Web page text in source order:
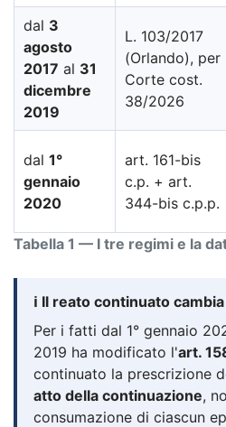
Tabella 1 — I tre regimi e la
dal 3
agosto
2017 al 31
dicembre
2019
L. 103/2017
(Orlando), per
Corte cost.
38/2026
dal 1°
gennaio
2020
art. 161-bis
c.p. + art.
344-bis c.p.p.
ℹ️ Il reato continuato
Per i fatti dal 1° gennaio
2019 ha modificato l'art.
continuato la prescrizione
atto della continuazione,
consumazione di ciascun